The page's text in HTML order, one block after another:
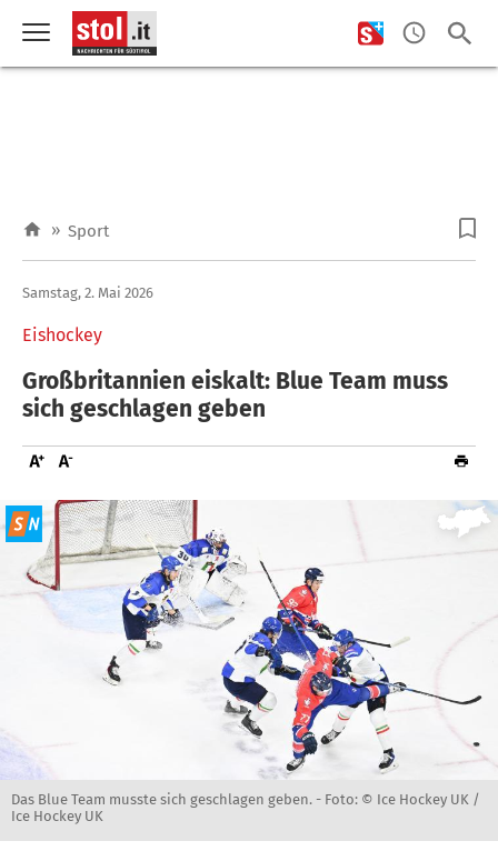
» Sport
Eishockey
Samstag, 2. Mai 2026
Großbritannien eiskalt: Blue Team muss
sich geschlagen geben
Das Blue Team musste sich geschlagen geben. - Foto: © Ice Hockey UK /
Ice Hockey UK